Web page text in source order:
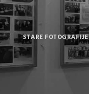
STARE FOTOGRAFIJE